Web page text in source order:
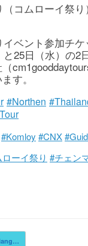
コムローイ祭
ベント参加チ
25日（水）の2
す。
#Northen
#Komloy #CNX
ーイ祭り #チェン